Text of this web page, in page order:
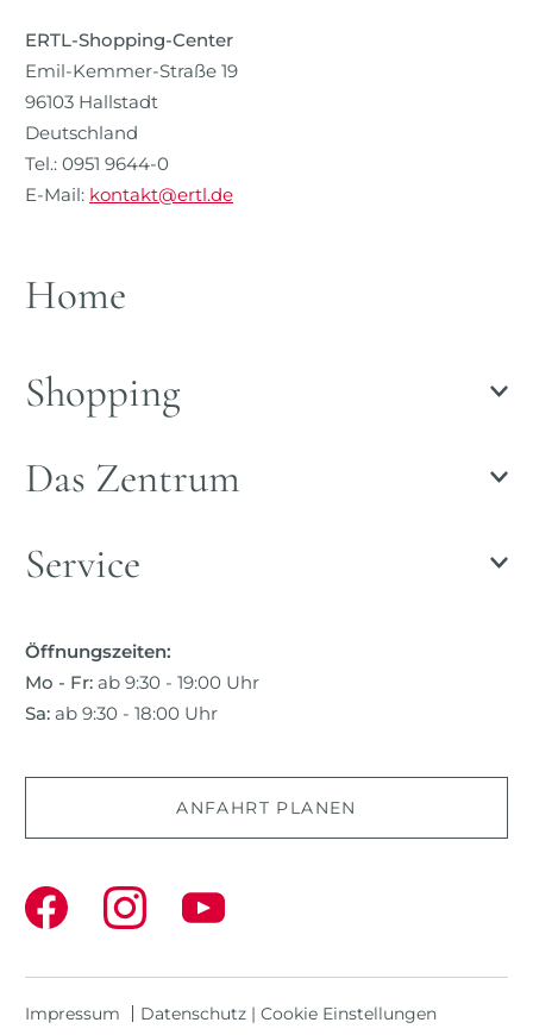
ERTL-Shopping-Center
Emil-Kemmer-Straße 19
96103 Hallstadt
Deutschland
Tel.: 0951 9644-0
E-Mail: kontakt@ertl.de
Home
Shopping
Das Zentrum
Service
Öffnungszeiten:
Mo - Fr: ab 9:30 - 19:00 Uhr
Sa: ab 9:30 - 18:00 Uhr
ANFAHRT PLANEN
Impressum Datenschutz | Cookie Einstellungen